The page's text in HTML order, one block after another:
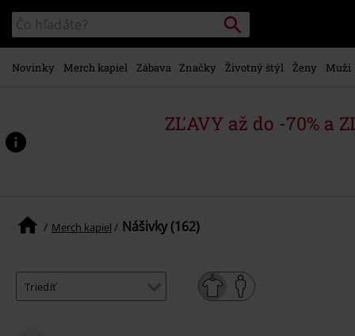
na
hlavný
obsah
Katalóg
vyhľadávania
Vyhľadávanie
Novinky Merch kapiel Zábava Značky Životný štýl Ženy Muži
ZĽAVY až do -70% a
Merch kapiel Nášivky (162)